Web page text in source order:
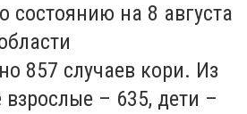
состоянию на 8 августа
857 случаев кори. Из
– 635, дети –